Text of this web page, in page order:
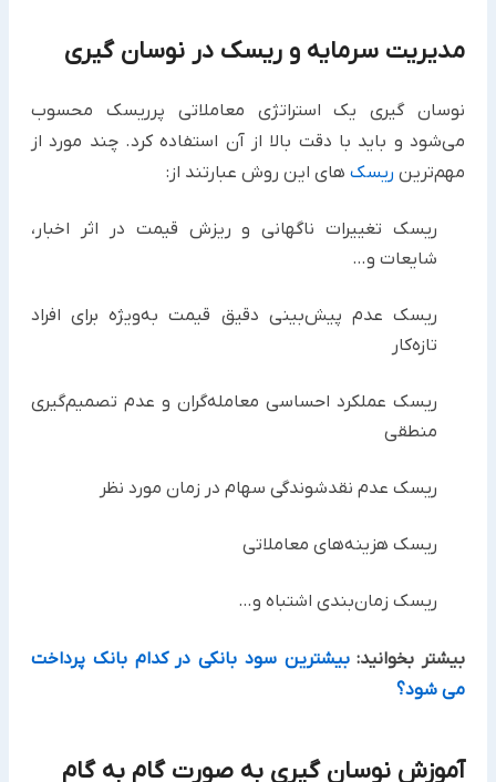
مدیریت سرمایه و ریسک در نوسان‌ گیری
نوسان گیری یک استراتژی معاملاتی پرریسک محسوب
می‌شود و باید با دقت بالا از آن استفاده کرد. چند مورد از
مهم‌ترین ریسک‌ های این روش عبارتند از:
ریسک تغییرات ناگهانی و ریزش قیمت در اثر اخبار،
شایعات و…
ریسک عدم پیش‌بینی دقیق قیمت به‌ویژه برای افراد
تازه‌کار
ریسک عملکرد احساسی معامله‌گران و عدم تصمیم‌گیری
منطقی
ریسک عدم نقدشوندگی سهام در زمان مورد نظر
ریسک هزینه‌های معاملاتی
ریسک زمان‌بندی اشتباه و…
بیشتر بخوانید:بیشترین سود بانکی در کدام بانک پرداخت
می شود؟
آموزش نوسان‌ گیری به صورت گام به گام